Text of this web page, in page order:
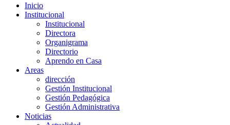
Inicio
Institucional
Institucional
Directora
Organigrama
Directorio
Aprendo en Casa
Areas
dirección
Gestión Institucional
Gestión Pedagógica
Gestión Administrativa
Noticias